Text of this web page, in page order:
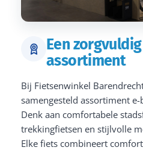
Een
assortiment
Bij Fietsenwinkel
samengesteld assortiment
Denk aan comfortabele
trekkingfietsen en stijlvolle
Elke fiets combineert